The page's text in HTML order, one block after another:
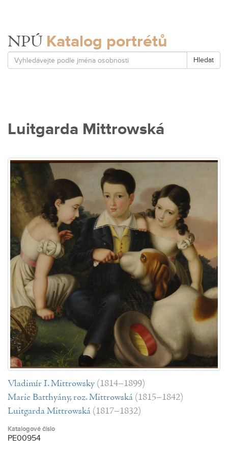
NPÚ Katalog portrétů
Hledat
Luitgarda Mittrowská
Vladimír I. Mittrowsky (1814–1899)
Marie Batthyány, roz. Mittrowská (1815–1842)
Luitgarda Mittrowská (1817–1832)
Katalogové číslo
PE00954